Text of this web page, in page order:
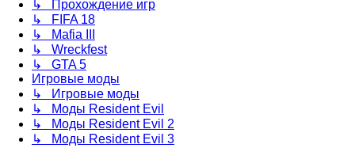
↳ Прохождение игр
↳ FIFA 18
↳ Mafia III
↳ Wreckfest
↳ GTA 5
Игровые моды
↳ Игровые моды
↳ Моды Resident Evil
↳ Моды Resident Evil 2
↳ Моды Resident Evil 3